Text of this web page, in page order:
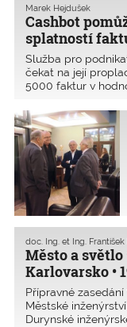
Cashbot
splatností
Marek Hejdušek
Služba pro
čekat na její
5000 faktur v
podmínky jsou
poskytovatelem
Město a
Karlovarsko •
doc. Ing. et Ing. František
Přípravné
Městské
Durynské